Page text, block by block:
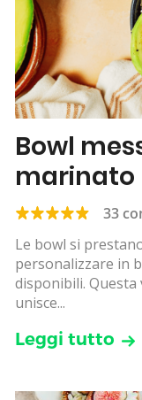
Bowl
marinato
33
Le bowl si
personalizzare in
disponibili. Questa
unisce...
Leggi tutto